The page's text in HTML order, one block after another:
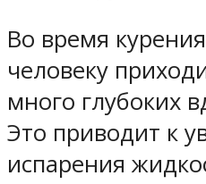
Во время
человеку
много глубоких
Это приводит к
испарения